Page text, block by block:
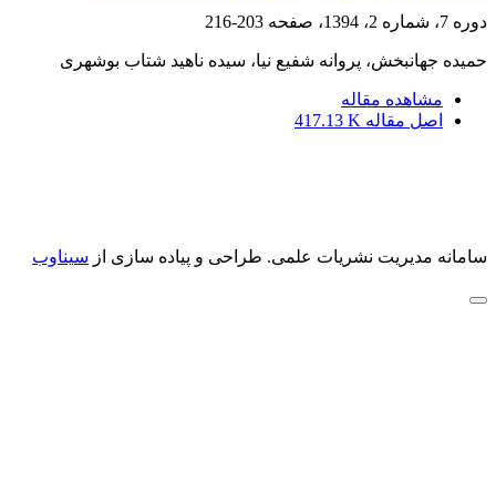
دوره 7، شماره 2، 1394، صفحه 203-216
حمیده جهانبخش، پروانه شفیع نیا، سیده ناهید شتاب بوشهری
مشاهده مقاله
اصل مقاله 417.13 K
سامانه مدیریت نشریات علمی. طراحی و پیاده سازی از سیناوب